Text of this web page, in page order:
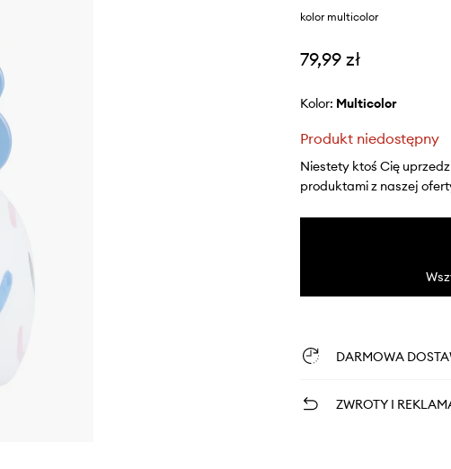
kolor multicolor
79,99 zł
Kolor: multicolor
Produkt niedostępny
Niestety ktoś Cię
produktami z naszej
DARMOWA
ZWROTY I